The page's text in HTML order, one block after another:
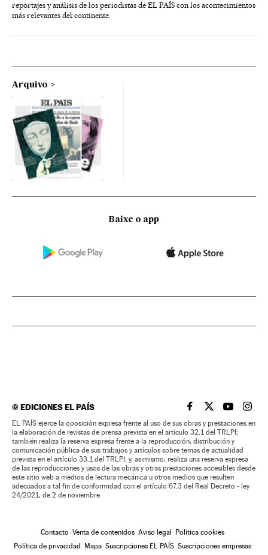
reportajes y análisis de los periodistas de EL PAÍS con los acontecimientos
más relevantes del continente.
Arquivo
Baixe o app
©EDICIONES EL PAÍS EL PAÍS BRASIL EN
EL PAÍSEL PAÍS
EL
EL PAÍS ejerce la oposición expresa frente al uso de sus obras y prestaciones en
la elaboración de revistas de prensa prevista en el artículo 32.1 del TRLPI;
también realiza la reserva expresa frente a la reproducción, distribución y
comunicación pública de sus trabajos y artículos sobre temas de actualidad
prevista en el artículo 33.1 del TRLPI; y, asimismo, realiza una reserva expresa
de las reproducciones y usos de las obras y otras prestaciones accesibles desde
este sitio web a medios de lectura mecánica u otros medios que resulten
adecuados a tal fin de conformidad con el artículo 67.3 del Real Decreto - ley
24/2021, de 2 de noviembre
Contacto Venta de contenidos Aviso legal
Política cookies
Política de privacidad
Mapa Suscripciones EL PAÍS Suscripciones empresas